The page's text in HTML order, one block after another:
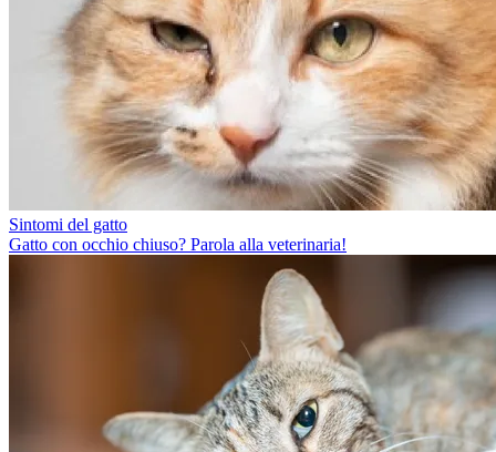
Sintomi del gatto
Gatto con occhio chiuso? Parola alla veterinaria!